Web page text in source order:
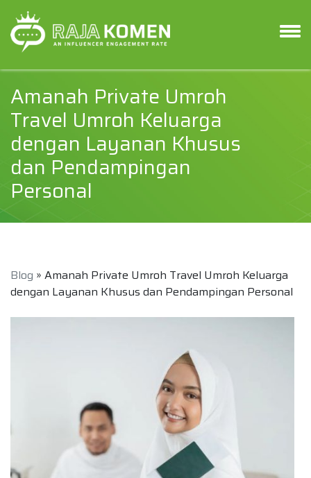
Amanah Private Umroh
Travel Umroh Keluarga
dengan Layanan Khusus
dan Pendampingan
Personal
Blog » Amanah Private Umroh Travel Umroh Keluarga
dengan Layanan Khusus dan Pendampingan Personal